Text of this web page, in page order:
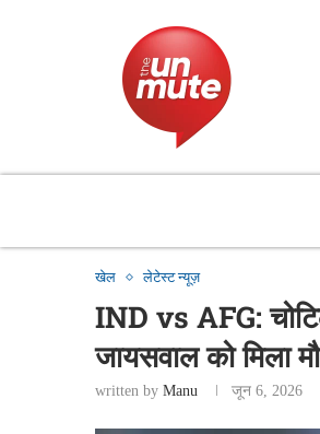
खेल लेटेस्ट न्यूज़
IND vs AFG:
जायसवाल को मिला
written by Manu जून 6, 2026